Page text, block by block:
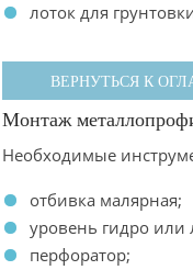
лоток для
ВЕРНУТЬСЯ К
Монтаж
Необходимые
отбивка малярная;
уровень гидро или
перфоратор;